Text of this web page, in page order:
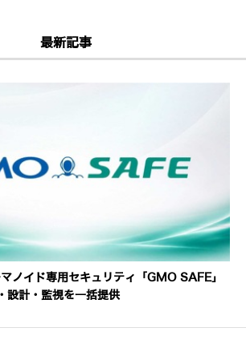
最新記事
ノイド専用セキュリティ「GMO SAFE」
設計・監視を一括提供